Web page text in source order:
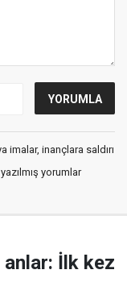
imalar, inançlara saldırı
yorumlar
anlar: İlk kez